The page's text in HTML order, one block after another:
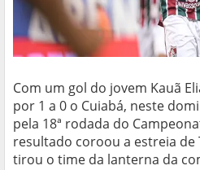
Com um gol do jovem Kauã
por 1 a 0 o Cuiabá, neste
pela 18ª rodada do
resultado coroou a estreia de
tirou o time da lanterna da